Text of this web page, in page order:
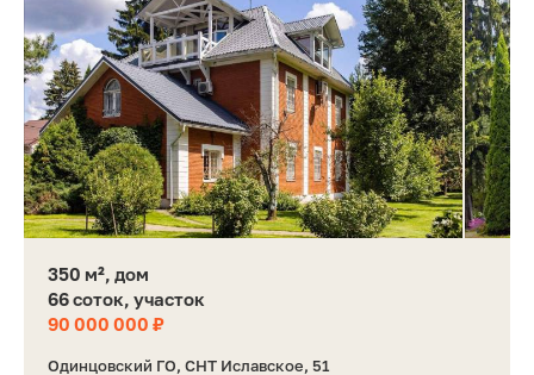
350 м², дом
66 соток, участок
90 000 000 ₽
Одинцовский ГО, СНТ Иславское, 51